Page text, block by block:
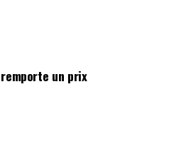
remporte un prix